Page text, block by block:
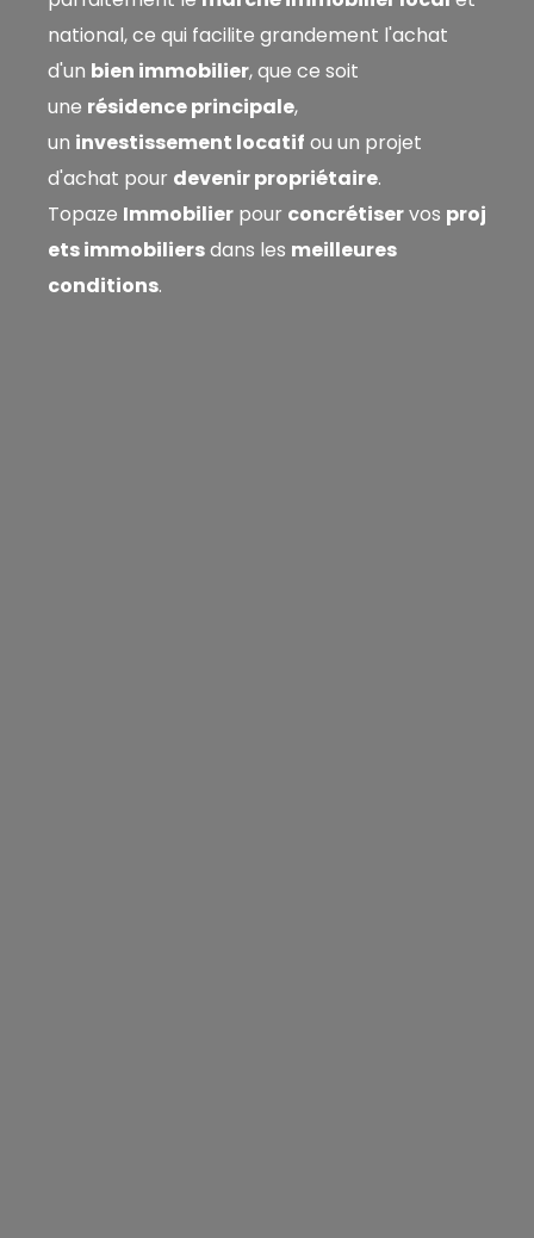
national, ce qui facilite grandement l'achat
d'un bien immobilier, que ce soit
une résidence principale,
un investissement locatif ou un projet
d'achat pour devenir propriétaire.
Topaze Immobilier pour concrétiservos proj
ets immobiliersdans les meilleures
conditions.